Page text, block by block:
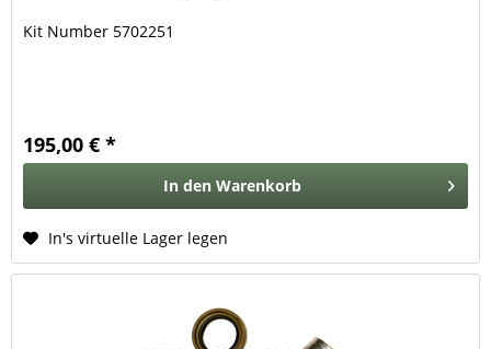
Kit Number 5702251
195,00 € *
In den Warenkorb
In's virtuelle Lager legen